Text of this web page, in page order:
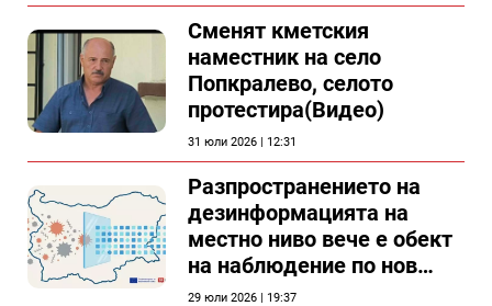
Сменят кметския
наместник на село
Попкралево, селото
протестира(Видео)
31 юли 2026 | 12:31
Разпространението на
дезинформацията на
местно ниво вече е обект
на наблюдение по нов
проект
29 юли 2026 | 19:37